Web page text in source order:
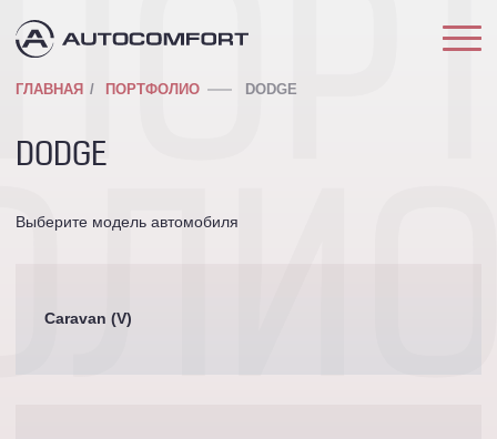
ГЛАВНАЯ ПОРТФОЛИО DODGE
DODGE
Выберите модель автомобиля
Caravan (V)